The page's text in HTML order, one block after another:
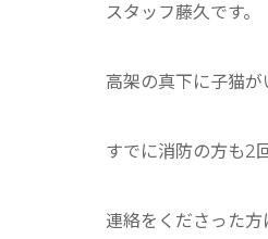
スタッフ藤久です。
高架の真下に子猫が
すでに消防の方も2
連絡をくださった